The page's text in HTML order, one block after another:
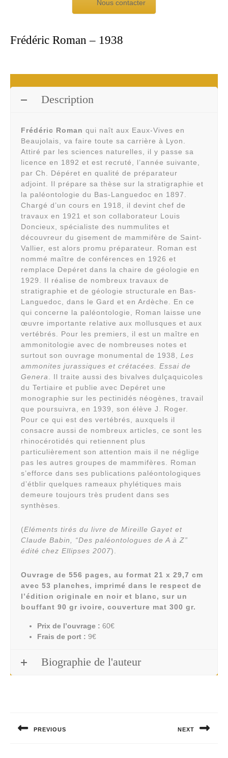
Nous contacter
Frédéric Roman – 1938
Description
Frédéric Roman qui naît aux Eaux-Vives en
Beaujolais, va faire toute sa carrière à Lyon.
Attiré par les sciences naturelles, il y passe sa
licence en 1892 et est recruté, l’année suivante,
par Ch. Dépéret en qualité de préparateur
adjoint. Il prépare sa thèse sur la stratigraphie et
la paléontologie du Bas-Languedoc en 1897.
Chargé d’un cours en 1918, il devint chef de
travaux en 1921 et son collaborateur Louis
Doncieux, spécialiste des nummulites et
découvreur du gisement de mammifère de Saint-
Vallier, est alors promu préparateur. Roman est
nommé maître de conférences en 1926 et
remplace Depéret dans la chaire de géologie en
1929. Il réalise de nombreux travaux de
stratigraphie et de géologie structurale en Bas-
Languedoc, dans le Gard et en Ardèche. En ce
qui concerne la paléontologie, Roman laisse une
œuvre importante relative aux mollusques et aux
vertébrés. Pour les premiers, il est un maître en
ammonitologie avec de nombreuses notes et
surtout son ouvrage monumental de 1938, Les
ammonites jurassiques et crétacées. Essai de
Genera
. Il traite aussi des bivalves dulçaquicoles
du Tertiaire et publie avec Depéret une
monographie sur les pectinidés néogènes, travail
que poursuivra, en 1939, son élève J. Roger.
Pour ce qui est des vertébrés, auxquels il
consacre aussi de nombreux articles, ce sont les
rhinocérotidés qui retiennent plus
particulièrement son attention mais il ne néglige
pas les autres groupes de mammifères. Roman
s’efforce dans ses publications paléontologiques
d’étblir quelques rameaux phylétiques mais
demeure toujours très prudent dans ses
synthèses.
(Eléments tirés du livre de Mireille Gayet et
Claude Babin, “Des paléontologues de A à Z”
édité chez Ellipses 2007).
Ouvrage de 556 pages, au format 21 x 29,7 cm
avec 53 planches, imprimé dans le respect de
l’édition originale en noir et blanc, sur un
bouffant 90 gr ivoire, couverture mat 300 gr.
Prix de l’ouvrage : 60€
Frais de port : 9€
Biographie de l'auteur
l’articlePREVIOUS NEXT